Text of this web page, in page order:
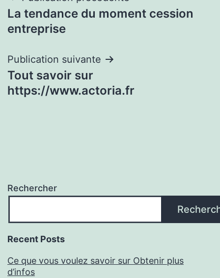
de
La tendance du moment cession
entreprise
Publication suivante
Tout savoir sur
https://www.actoria.fr
Rechercher
Recent Posts
Ce que vous voulez savoir sur Obtenir plus
d’infos